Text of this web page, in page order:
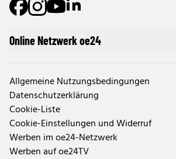
Online Netzwerk oe24
Allgemeine Nutzungsbedingungen
Datenschutzerklärung
Cookie-Liste
Cookie-Einstellungen und Widerruf
Werben im oe24-Netzwerk
Werben auf oe24TV